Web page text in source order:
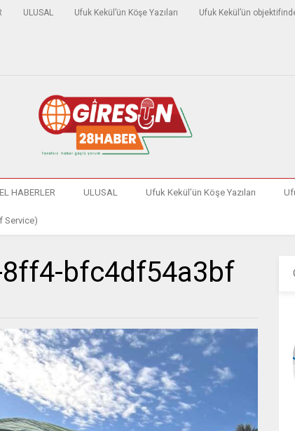
ULUSAL Ufuk Kekül’ün Köşe Yazıları Ufuk Kekül’ün
HABERLER ULUSAL Ufuk Kekül’ün Köşe Yazıları
Service)
bfc4df54a3bf